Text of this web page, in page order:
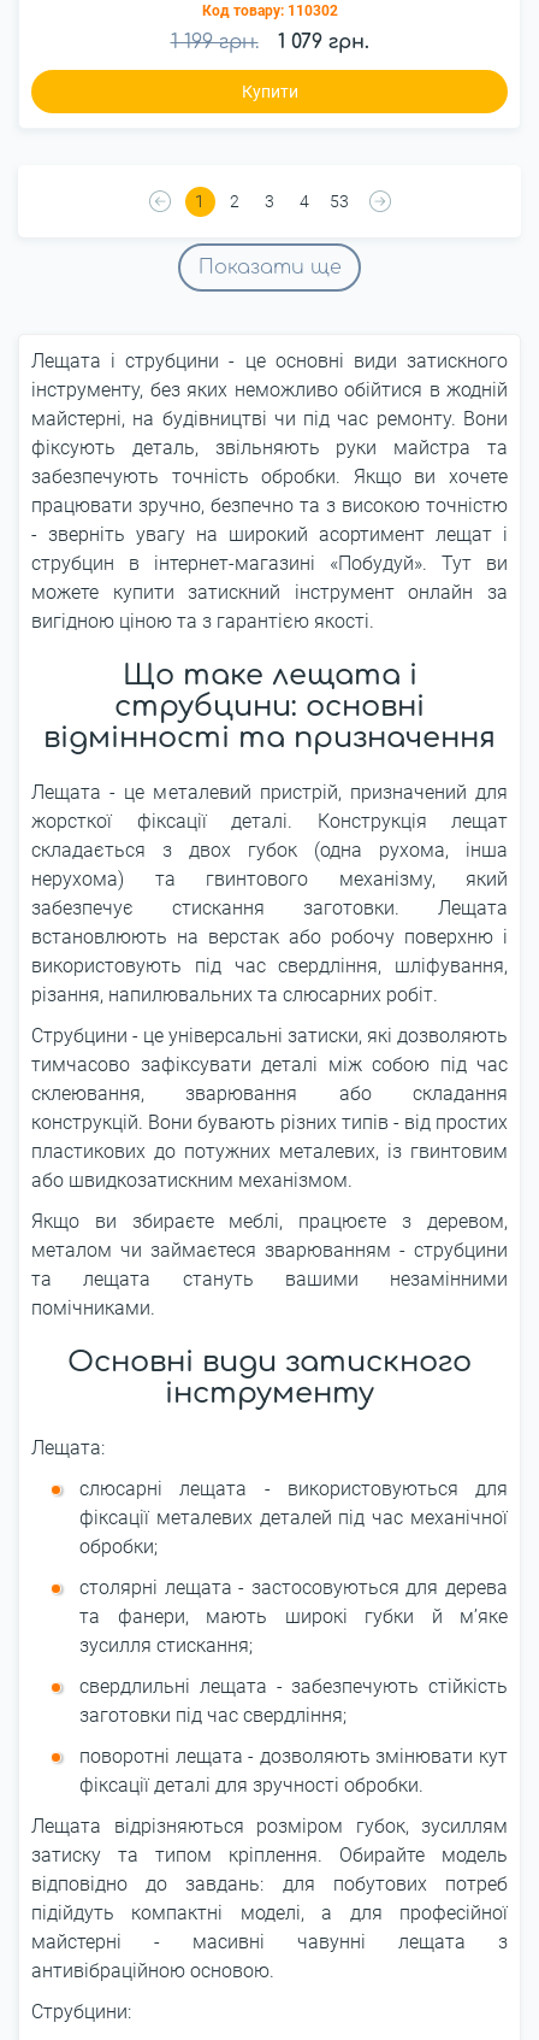
Код товару: 110302
1 199 грн. 1 079 грн.
Купити
1 2 3 4 53
Показати ще
Лещата і струбцини - це основні види затискного
інструменту, без яких неможливо обійтися в жодній
майстерні, на будівництві чи під час ремонту. Вони
фіксують деталь, звільняють руки майстра та
забезпечують точність обробки. Якщо ви хочете
працювати зручно, безпечно та з високою точністю
- зверніть увагу на широкий асортимент лещат і
струбцин в інтернет-магазині «Побудуй». Тут ви
можете купити затискний інструмент онлайн за
вигідною ціною та з гарантією якості.
Що таке лещата і
струбцини: основні
відмінності та призначення
Лещата - це металевий пристрій, призначений для
жорсткої фіксації деталі. Конструкція лещат
складається з двох губок (одна рухома, інша
нерухома) та гвинтового механізму, який
забезпечує стискання заготовки. Лещата
встановлюють на верстак або робочу поверхню і
використовують під час свердління, шліфування,
різання, напилювальних та слюсарних робіт.
Струбцини - це універсальні затиски, які дозволяють
тимчасово зафіксувати деталі між собою під час
склеювання, зварювання або складання
конструкцій. Вони бувають різних типів - від простих
пластикових до потужних металевих, із гвинтовим
або швидкозатискним механізмом.
Якщо ви збираєте меблі, працюєте з деревом,
металом чи займаєтеся зварюванням - струбцини
та лещата стануть вашими незамінними
помічниками.
Основні види затискного
інструменту
Лещата:
слюсарні лещата - використовуються для
фіксації металевих деталей під час механічної
обробки;
столярні лещата - застосовуються для дерева
та фанери, мають широкі губки й м’яке
зусилля стискання;
свердлильні лещата - забезпечують стійкість
заготовки під час свердління;
поворотні лещата - дозволяють змінювати кут
фіксації деталі для зручності обробки.
Лещата відрізняються розміром губок, зусиллям
затиску та типом кріплення. Обирайте модель
відповідно до завдань: для побутових потреб
підійдуть компактні моделі, а для професійної
майстерні - масивні чавунні лещата з
антивібраційною основою.
Струбцини: